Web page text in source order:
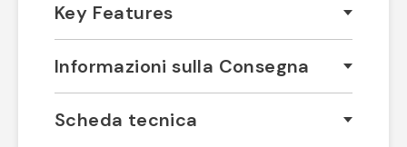
Key Features
Informazioni sulla Consegna
Scheda tecnica